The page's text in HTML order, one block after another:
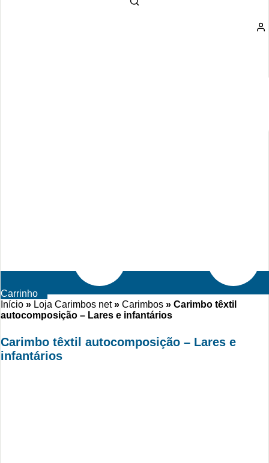
Carrinho
Início » Loja Carimbos net» Carimbos » Carimbo têxtil
autocomposição – Lares e infantários
Carimbo têxtil autocomposição – Lares e
infantários